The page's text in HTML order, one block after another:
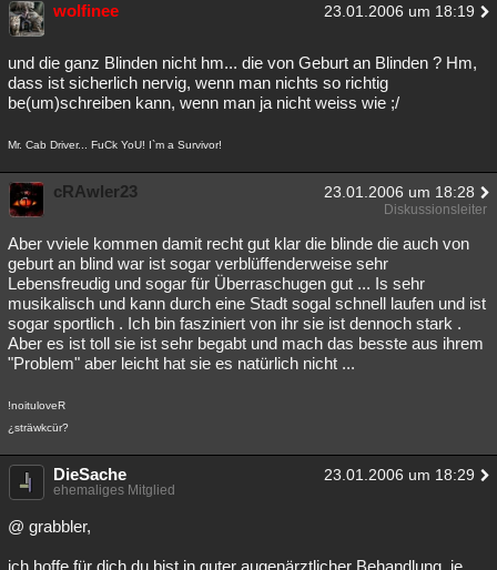
wolfinee 23.01.2006 um 18:19
und die ganz Blinden nicht hm... die von Geburt an Blinden ? Hm,
dass ist sicherlich nervig, wenn man nichts so richtig
be(um)schreiben kann, wenn man ja nicht weiss wie ;/
Mr. Cab Driver... FuCk YoU! I`m a Survivor!
cRAwler23 23.01.2006 um 18:28
Diskussionsleiter
Aber vviele kommen damit recht gut klar die blinde die auch von
geburt an blind war ist sogar verblüffenderweise sehr
Lebensfreudig und sogar für Überraschugen gut ... Is sehr
musikalisch und kann durch eine Stadt sogal schnell laufen und ist
sogar sportlich . Ich bin fasziniert von ihr sie ist dennoch stark .
Aber es ist toll sie ist sehr begabt und mach das besste aus ihrem
"Problem" aber leicht hat sie es natürlich nicht ...
!noituloveR
¿sträwkcür?
DieSache 23.01.2006 um 18:29
ehemaliges Mitglied
@ grabbler,
ich hoffe für dich du bist in guter augenärztlicher Behandlung, je